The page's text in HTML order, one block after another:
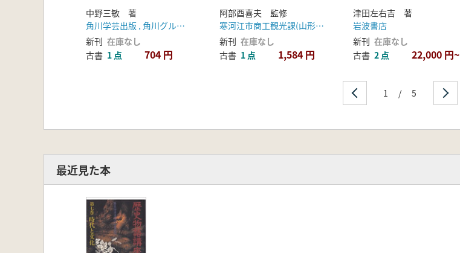
中野三敏 著
角川学芸出版 , 角川グループパブリッシング (発売)
新刊 在庫なし
古書 1 点 704 円
阿部酉喜夫 監修
寒河江市商工観光課(山形県)
新刊 在庫なし
古書 1 点 1,584 円
35巻揃
津田左右吉 著
岩波書店
新刊 在庫なし
古書 2 点 22,000 円~
1 / 5
最近見た本